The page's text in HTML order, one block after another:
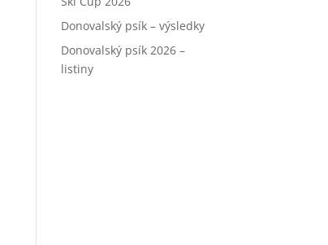
Donovalský psík – výsledky
Donovalský psík 2026 –
listiny